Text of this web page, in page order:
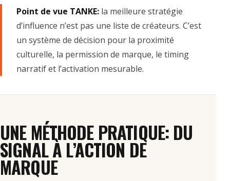
Point de vue TANKE: la meilleure stratégie
d’influence n’est pas une liste de créateurs. C’est
un système de décision pour la proximité
culturelle, la permission de marque, le timing
narratif et l’activation mesurable.
UNE MÉTHODE PRATIQUE: DU
SIGNAL À L’ACTION DE
MARQUE